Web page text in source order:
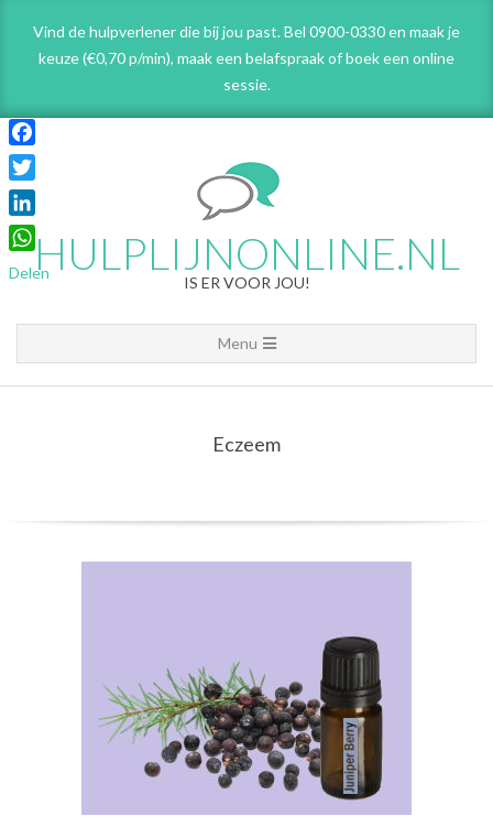
content
Vind de hulpverlener die bij jou past. Bel 0900-0330 en maak je
keuze (€0,70 p/min), maak een belafspraakof boek een online
sessie.
HULPLIJNONLINE.NL
IS ER VOOR JOU!
Navigation
Menu
Menu
Eczeem
Facebook
Twitter
LinkedIn
WhatsApp
Delen